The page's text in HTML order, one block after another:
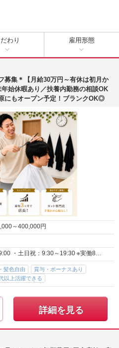
わり 雇用形態
募集＊【月給30万円～有休は初月か
始休暇あり／扶養内勤務の相談OK
にもオープン予定！ブランクOK◎
～400,000円
・平日：9:30～19:00 ・土日祝：9:30～19:30 ※実働8…
髪色自由
賞与・ボーナスあり
以上活躍できる
詳細を見る